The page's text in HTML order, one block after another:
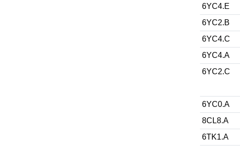
6YC4.E
6YC2.B
6YC4.C
6YC4.A
6YC2.C
6YC0.A
8CL8.A
6TK1.A